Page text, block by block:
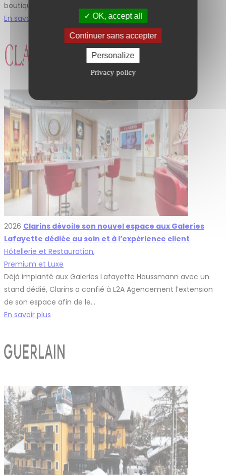
OK, accept all
Continuer sans accepter
Personalize
Privacy policy
boutique française, au cœur de Cannes.…
En savoir plus
2026 Clarins dévoile son nouvel espace aux Galeries
Lafayette dédiée au soin et à l’expérience client
Hôtellerie et Restauration,
Premium et Luxe
Déjà implanté aux Galeries Lafayette Haussmann avec un
stand dédié, Clarins a confié à L2A Agencement l’extension
de son espace afin de le…
En savoir plus